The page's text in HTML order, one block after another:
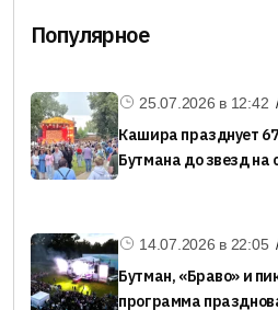
Популярное
25.07.2026 в 12:42
Кашира празднует
Бутмана до звезд на
14.07.2026 в 22:05
Бутман, «Браво» и
программа